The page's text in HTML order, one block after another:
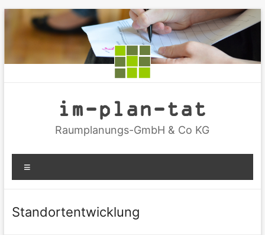
Zum
Inhalt
springen
im-plan-tat
Raumplanungs-GmbH & Co KG
Standortentwicklung